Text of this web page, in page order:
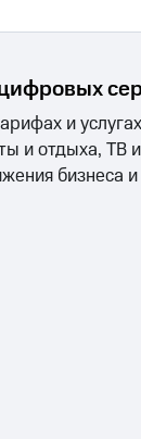
и
и отдыха, ТВ
бизнеса